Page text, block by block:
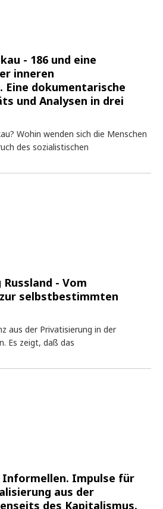
- 186 und eine
inneren
Eine dokumentarische
und Analysen in drei
Wohin wenden sich die Menschen
des sozialistischen
- Vom
selbstbestimmten
aus der Privatisierung in der
Es zeigt, daß das
Informellen. Impulse für
aus der
des Kapitalismus.